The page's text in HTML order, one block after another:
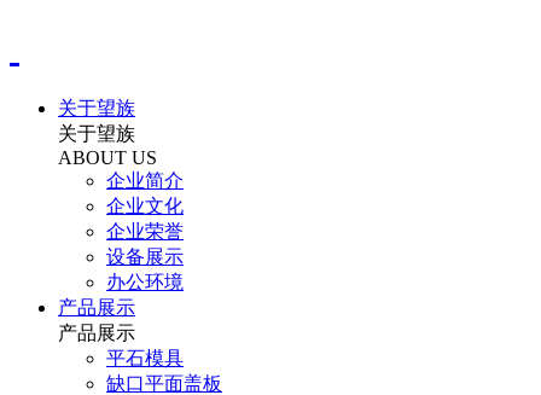
关于望族
关于望族
ABOUT US
企业简介
企业文化
企业荣誉
设备展示
办公环境
产品展示
产品展示
平石模具
缺口平面盖板